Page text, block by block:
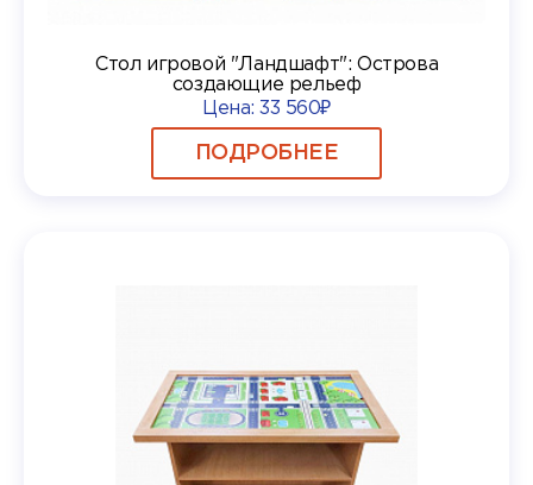
Стол игровой "Ландшафт": Острова
создающие рельеф
Цена:33 560₽
ПОДРОБНЕЕ